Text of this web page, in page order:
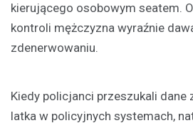
kierującego osobowym seatem.
kontroli mężczyzna wyraźnie
zdenerwowaniu.
Kiedy policjanci przeszukali dane
latka w policyjnych systemach,